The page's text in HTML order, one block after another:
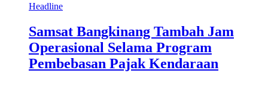
Headline
Samsat Bangkinang Tambah Jam
Operasional Selama Program
Pembebasan Pajak Kendaraan